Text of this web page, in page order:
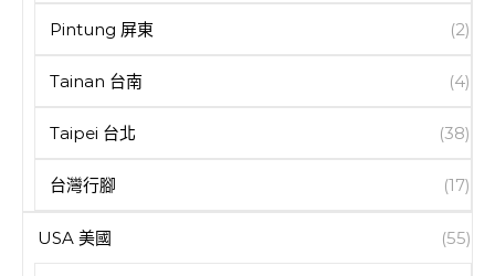
Pintung 屏東 (2)
Tainan 台南 (4)
Taipei 台北 (38)
台灣行腳 (17)
USA 美國 (55)